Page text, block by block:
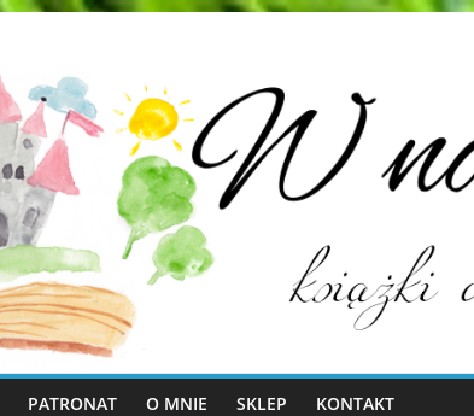
PATRONAT O MNIE SKLEP KONTAKT